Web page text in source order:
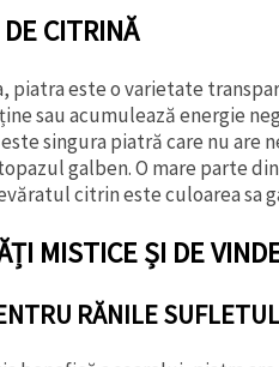
CITRINĂ
piatra este o varietate
sau acumulează energie
singura piatră care nu are
galben. O mare parte
citrin este culoarea sa
MISTICE ȘI DE
RĂNILE